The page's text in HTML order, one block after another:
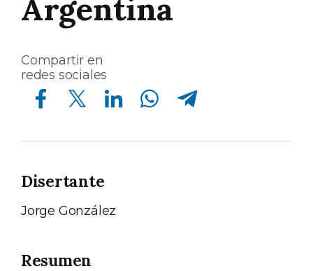
Argentina
Compartir en
redes sociales
Compartir en Facebook Compartir en Twitter Compartir en Linkedin Compartir en Whatsapp Compartir en Telegram
Disertante
Jorge González
Resumen